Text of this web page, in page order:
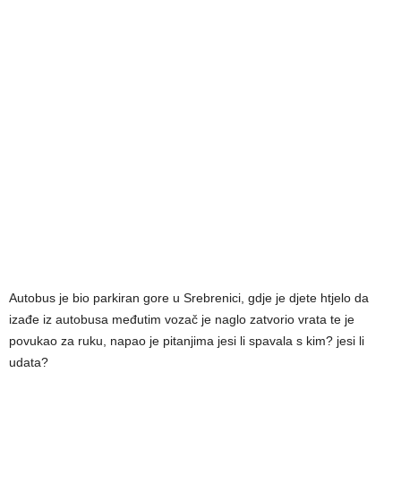
Autobus je bio parkiran gore u Srebrenici, gdje je djete htjelo da
izađe iz autobusa međutim vozač je naglo zatvorio vrata te je
povukao za ruku, napao je pitanjima jesi li spavala s kim? jesi li
udata?